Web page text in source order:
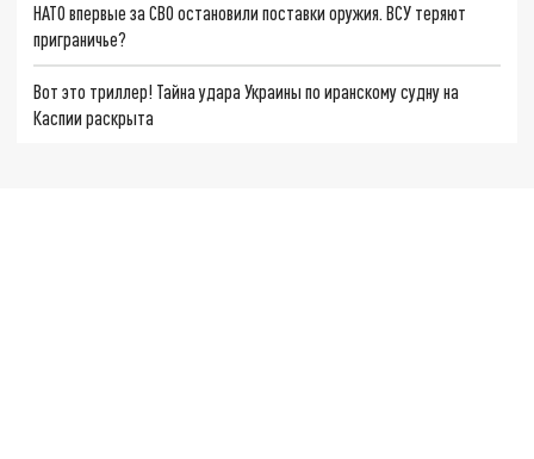
НАТО впервые за СВО остановили поставки оружия. ВСУ теряют
приграничье?
Вот это триллер! Тайна удара Украины по иранскому судну на
Каспии раскрыта